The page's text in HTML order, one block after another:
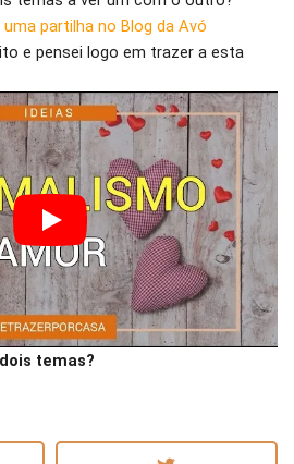
uma partilha no Blog da Avó
e pensei logo em trazer a esta
temas?